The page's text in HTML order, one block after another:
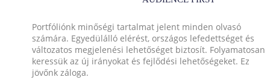
Portfóliónk minőségi tartalmat jelent minden olvasó
számára. Egyedülálló elérést, országos lefedettséget és
változatos megjelenési lehetőséget biztosít. Folyamatosan
keressük az új irányokat és fejlődési lehetőségeket. Ez
jövőnk záloga.